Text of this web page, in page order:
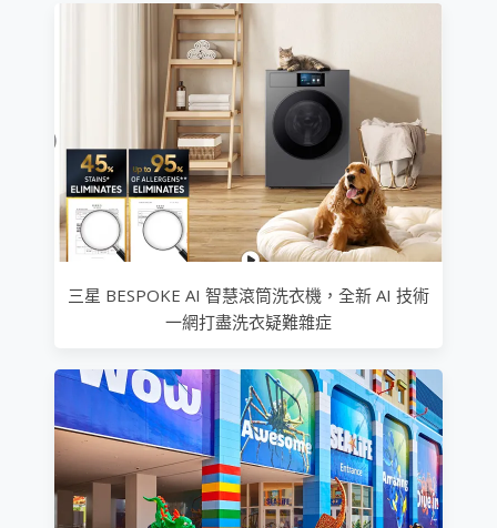
三星 BESPOKE AI 智慧滾筒洗衣機，全新 AI 技術
一網打盡洗衣疑難雜症